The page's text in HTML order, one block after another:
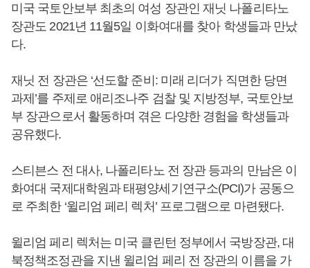
미국 국토안보부 최초의 여성 장관인 재닛 나폴리타노
장관도 2021년 11월5일 이화여대를 찾아 학생들과 만났
다.
재닛 전 장관은 ‘선도할 준비: 미래 리더가 직면한 당면
과제’를 주제로 애리조나주 검찰 및 지방정부, 국토안보
부 장관으로서 활동하며 겪은 다양한 경험을 학생들과
공유했다.
스티븐스 전 대사, 나폴리타노 전 장관 등과의 만남은 이
화여대 국제대학원과 태평양세기연구소(PCI)가 공동으
로 주최한 ‘윌리엄 페리 렉처’ 프로그램으로 마련됐다.
윌리엄 페리 렉처는 미국 클린턴 정부에서 국방장관, 대
북정책조정관을 지낸 윌리엄 페리 전 장관의 이름을 가